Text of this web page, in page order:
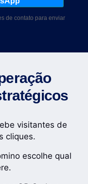
de contato para enviar
visitantes de
cliques.
escolhe qual